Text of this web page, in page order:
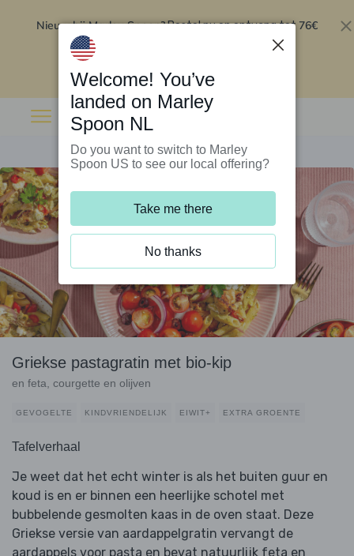
Nieuw bij Marley Spoon?Bestel nu en ontvang tot 76€
Griekse pastagratin met bio-kip
en feta, courgette en olijven
GEVOGELTE KINDVRIENDELIJK EIWIT+ EXTRA GROENTE
Tafelverhaal
Je weet dat het echt winter is als het buiten guur en
koud is en er binnen een heerlijke schotel met
bubbelende gesmolten kaas in de oven staat. Deze
Griekse versie van aardappelgratin vervangt de
aardappels voor pasta en bevat natuurlijk feta en
Welcome! You’ve
landed on Marley
Spoon NL
Do you want to switch to Marley
Spoon US to see our local offering?
Take me there
No thanks